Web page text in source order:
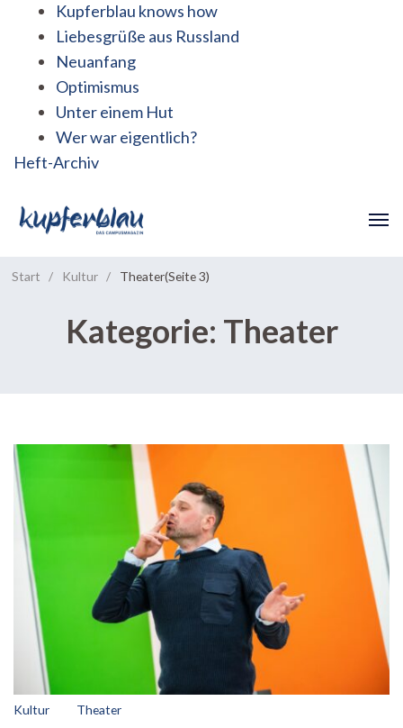
Kupferblau knows how
Liebesgrüße aus Russland
Neuanfang
Optimismus
Unter einem Hut
Wer war eigentlich?
Heft-Archiv
Start / Kultur / Theater(Seite 3)
Kategorie: Theater
Kultur Theater